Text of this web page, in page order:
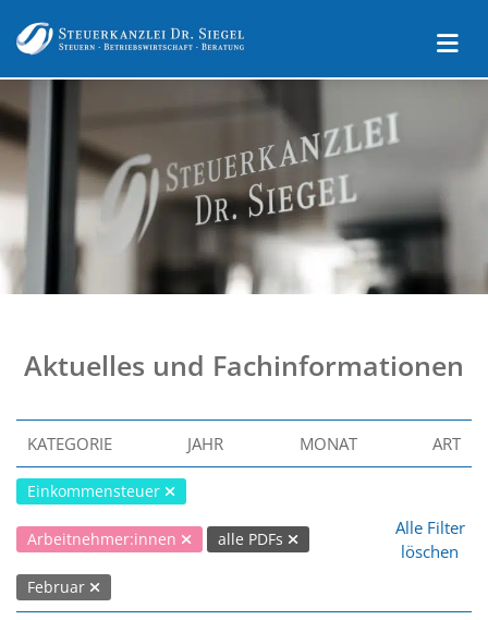
Aktuelles und Fachinformationen
KATEGORIE JAHR MONAT ART
Einkommensteuer
Arbeitnehmer:innen alle PDFs
Februar
Alle Filter
löschen